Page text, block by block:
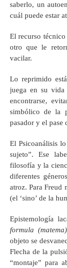
saberlo, un
cuál puede estar
El recurso
otro que le
vacilar.
Lo reprimido
juega en su
encontrarse,
simbólico de la
pasador y el pase
El Psicoanálisis
sujeto”. Ese
filosofía y la
diferentes
atroz. Para Freud
(el ‘sino’ de la
Epistemología
formula
objeto se
Flecha de la
“montaje” para